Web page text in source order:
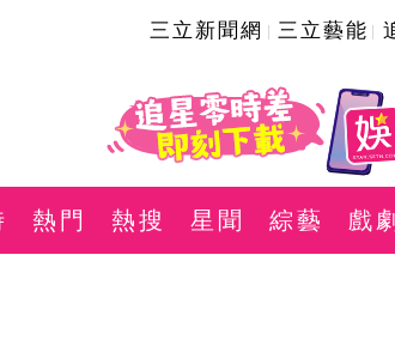
三立新聞網 三立藝能
熱門 熱搜 星聞 綜藝 戲劇